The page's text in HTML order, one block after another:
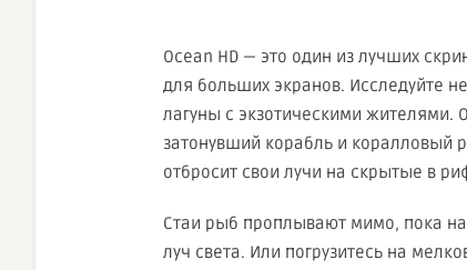
Ocean HD — это один из лучших
для больших экранов. Исследуйте
лагуны с экзотическими жителями.
затонувший корабль и коралловый
отбросит свои лучи на скрытые в
Стаи рыб проплывают мимо, пока
луч света. Или погрузитесь на